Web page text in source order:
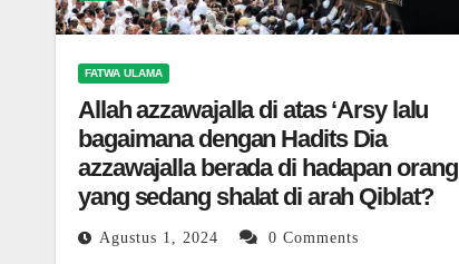
FATWA ULAMA
Allah azzawajalla di atas ‘Arsy lalu
bagaimana dengan Hadits Dia
azzawajalla berada di hadapan orang
yang sedang shalat di arah Qiblat?
Agustus 1, 2024 0 Comments